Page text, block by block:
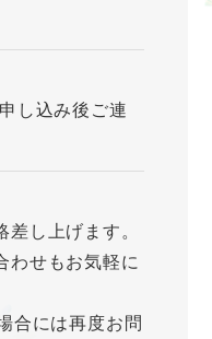
し込み後ご連
し上げます。
わせもお気軽に
合には再度お問